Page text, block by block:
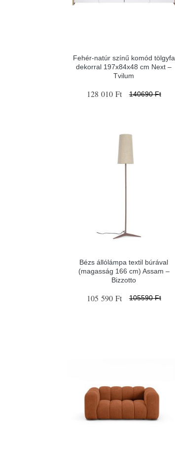
Fehér-natúr színű komód tölgyfa
dekorral 197x84x48 cm Next –
Tvilum
128 010 Ft 140690 Ft
Bézs állólámpa textil búrával
(magasság 166 cm) Assam –
Bizzotto
105 590 Ft 105590 Ft